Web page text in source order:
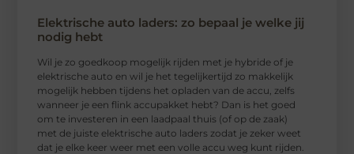
Elektrische auto laders: zo bepaal je welke jij
nodig hebt
Wil je zo goedkoop mogelijk rijden met je hybride of je
elektrische auto en wil je het tegelijkertijd zo makkelijk
mogelijk hebben tijdens het opladen van de accu, zelfs
wanneer je een flink accupakket hebt? Dan is het goed
om te investeren in een laadpaal thuis (of op de zaak)
met de juiste elektrische auto laders zodat je zeker weet
dat je elke keer weer met een volle accu weg kunt rijden.